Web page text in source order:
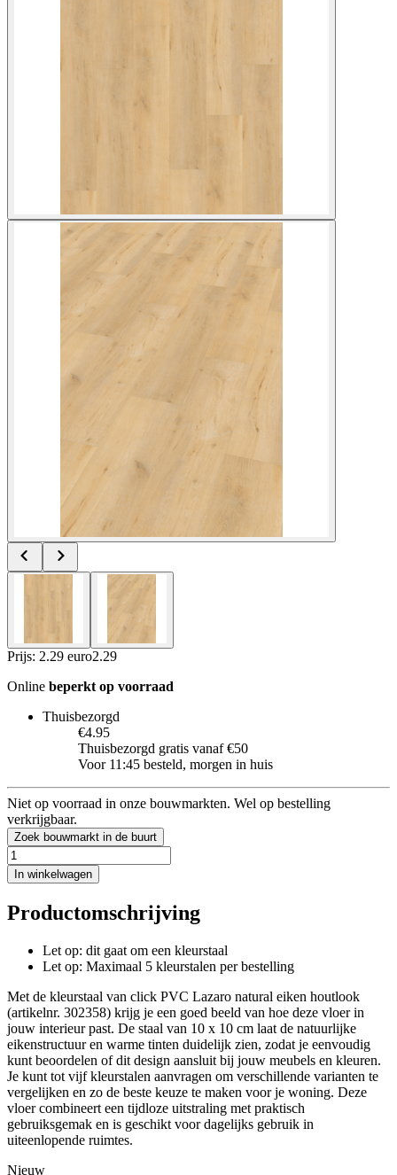
Prijs: 2.29 euro2.29
Online beperkt op voorraad
Thuisbezorgd
€4.95
Thuisbezorgd gratis vanaf €50
Voor 11:45 besteld, morgen in huis
Niet op voorraad in onze bouwmarkten. Wel op bestelling
verkrijgbaar.
Zoek bouwmarkt in de buurt
In winkelwagen
Productomschrijving
Let op: dit gaat om een kleurstaal
Let op: Maximaal 5 kleurstalen per bestelling
Met de kleurstaal van click PVC Lazaro natural eiken houtlook
(artikelnr. 302358) krijg je een goed beeld van hoe deze vloer in
jouw interieur past. De staal van 10 x 10 cm laat de natuurlijke
eikenstructuur en warme tinten duidelijk zien, zodat je eenvoudig
kunt beoordelen of dit design aansluit bij jouw meubels en kleuren.
Je kunt tot vijf kleurstalen aanvragen om verschillende varianten te
vergelijken en zo de beste keuze te maken voor je woning. Deze
vloer combineert een tijdloze uitstraling met praktisch
gebruiksgemak en is geschikt voor dagelijks gebruik in
uiteenlopende ruimtes.
Nieuw